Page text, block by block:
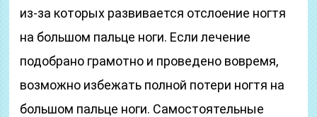
из-за которых развивается отслоение ногтя
на большом пальце ноги. Если лечение
подобрано грамотно и проведено вовремя,
возможно избежать полной потери ногтя на
большом пальце ноги. Самостоятельные